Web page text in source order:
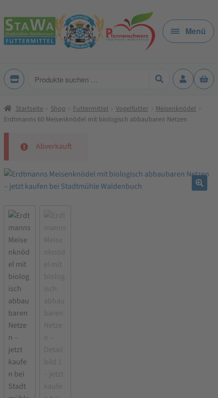
Zur
Navigation
springen
Zum
Inhalt
springen
Menü
Produkte
Startseite Shop Futtermittel Vogelfutter
Meisenknödel
Erdtmanns 60 Meisenknödel mit biologisch abbaubaren Netzen
Abverkauft